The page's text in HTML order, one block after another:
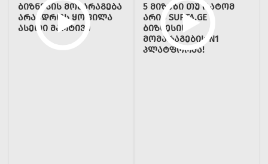
ᲑᲘᲖᲜᲔᲡᲘᲡ ᲛᲝᲛᲐᲠᲐᲒᲔᲑᲐ
ᲐᲠᲐᲡᲓᲠᲝᲡ ᲧᲝᲤᲘᲚᲐ
ᲐᲡᲔᲗᲘ ᲛᲐᲠᲢᲘᲕᲘ
5 ᲛᲘᲖᲔᲖᲘ ᲗᲣ ᲠᲐᲢᲝᲛ
ᲐᲠᲘᲡ SUPTA.GE
ᲑᲘᲖᲜᲔᲡᲘᲡ
ᲛᲝᲛᲐᲠᲐᲒᲔᲑᲘᲡ N1
ᲞᲚᲐᲢᲤᲝᲠᲛᲐ!